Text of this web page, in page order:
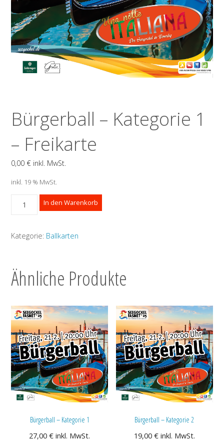
Bürgerball – Kategorie 1
– Freikarte
0,00 € inkl. MwSt.
inkl. 19 % MwSt.
Bürgerball
1
Menge
In den Warenkorb
Kategorie: Ballkarten
Ähnliche Produkte
Bürgerball – Kategorie 1
27,00€ inkl. MwSt.
Bürgerball – Kategorie 2
19,00 € inkl. MwSt.